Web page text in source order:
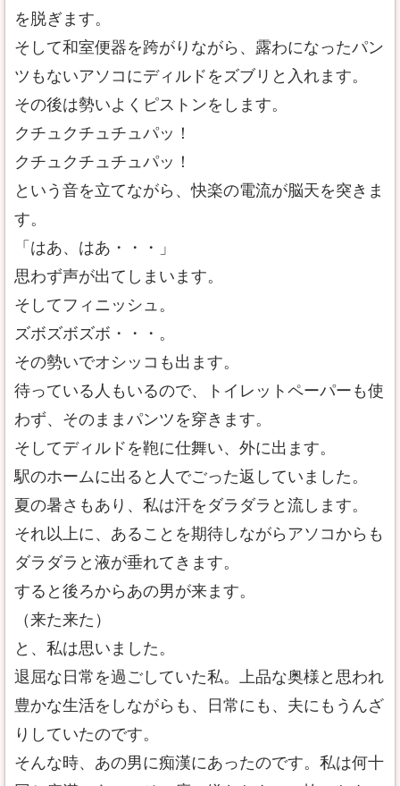
を脱ぎます。
そして和室便器を跨がりながら、露わになったパン
ツもないアソコにディルドをズブリと入れます。
その後は勢いよくピストンをします。
クチュクチュチュパッ！
クチュクチュチュパッ！
という音を立てながら、快楽の電流が脳天を突きま
す。
「はあ、はあ・・・」
思わず声が出てしまいます。
そしてフィニッシュ。
ズボズボズボ・・・。
その勢いでオシッコも出ます。
待っている人もいるので、トイレットペーパーも使
わず、そのままパンツを穿きます。
そしてディルドを鞄に仕舞い、外に出ます。
駅のホームに出ると人でごった返していました。
夏の暑さもあり、私は汗をダラダラと流します。
それ以上に、あることを期待しながらアソコからも
ダラダラと液が垂れてきます。
すると後ろからあの男が来ます。
（来た来た）
と、私は思いました。
退屈な日常を過ごしていた私。上品な奥様と思われ
豊かな生活をしながらも、日常にも、夫にもうんざ
りしていたのです。
そんな時、あの男に痴漢にあったのです。私は何十